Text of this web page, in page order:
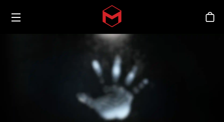
Skip to main content